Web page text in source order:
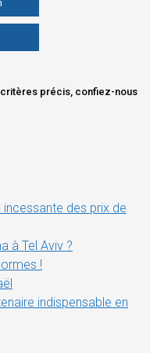
critères précis, confiez-nous
incessante des prix de
à Tel Aviv ?
!
indispensable en